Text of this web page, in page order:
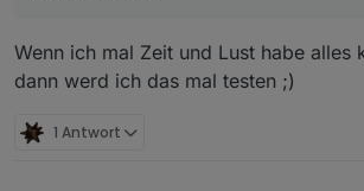
Wenn ich mal Zeit und Lust habe alles
dann werd ich das mal testen ;)
1 Antwort